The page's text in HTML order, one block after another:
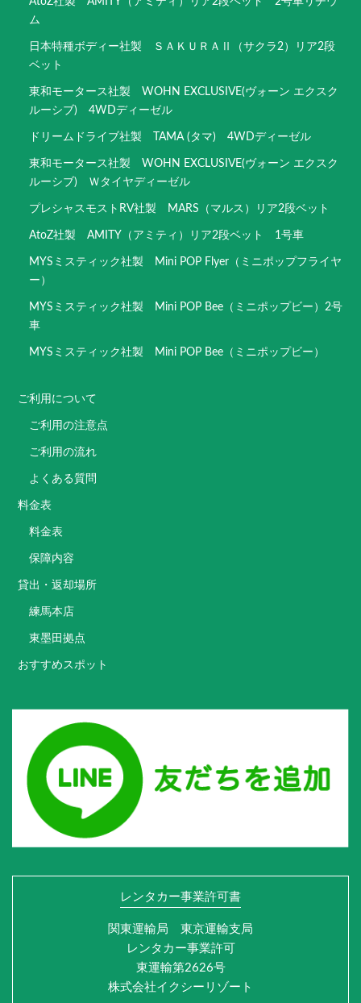
ム
日本特種ボディー社製 ＳＡＫＵＲＡⅡ（サクラ2）リア2段
ベット
東和モータース社製 WOHN EXCLUSIVE(ヴォーン エクスク
ルーシブ) 4WDディーゼル
ドリームドライブ社製 TAMA (タマ) 4WDディーゼル
東和モータース社製 WOHN EXCLUSIVE(ヴォーン エクスク
ルーシブ) Ｗタイヤディーゼル
プレシャスモストRV社製 MARS（マルス）リア2段ベット
AtoZ社製 AMITY（アミティ）リア2段ベット 1号車
MYSミスティック社製 Mini POP Flyer（ミニポップフライヤ
ー）
MYSミスティック社製 Mini POP Bee（ミニポップビー）2号
車
MYSミスティック社製 Mini POP Bee（ミニポップビー）
ご利用について
ご利用の注意点
ご利用の流れ
よくある質問
料金表
料金表
保障内容
貸出・返却場所
練馬本店
東墨田拠点
おすすめスポット
レンタカー事業許可書
関東運輸局 東京運輸支局
レンタカー事業許可
東運輸第2626号
株式会社イクシーリゾート